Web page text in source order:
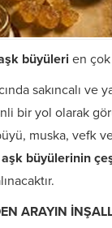
büyüleri en çok
sakıncalı
bir yol olarak
muska, vefk
aşk büyülerinin
ARAYIN